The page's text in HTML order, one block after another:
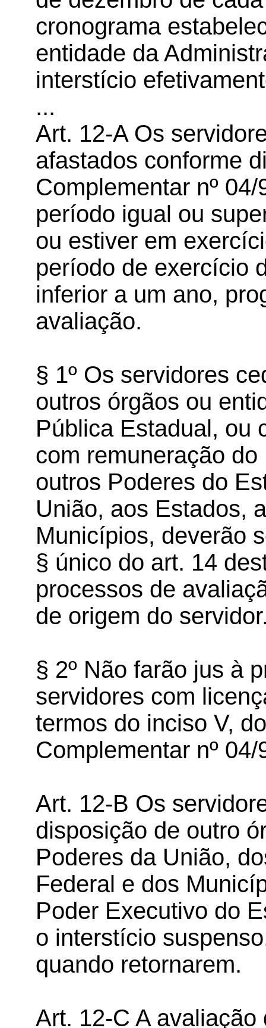
cronograma
entidade da
interstício
...
Art. 12-A Os
afastados conforme
Complementar nº
período igual ou
ou estiver em
período de exercício
inferior a um ano,
avaliação.
§ 1º Os servidores
outros órgãos ou
Pública Estadual, ou
com remuneração
outros Poderes do
União, aos Estados,
Municípios, deverão
§ único do art. 14
processos de
de origem do
§ 2º Não farão jus à
servidores com
termos do inciso V,
Complementar nº 04/
Art. 12-B Os
disposição de outro
Poderes da União,
Federal e dos
Poder Executivo do
o interstício
quando retornarem.
Art. 12-C A